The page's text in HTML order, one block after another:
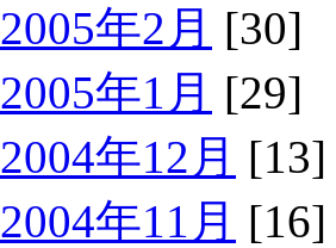
2005年2月 [30]
2005年1月 [29]
2004年12月 [13]
2004年11月 [16]